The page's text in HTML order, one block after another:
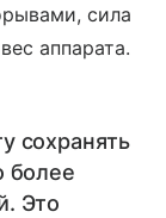
сила
аппарата.
сохранять
более
Это